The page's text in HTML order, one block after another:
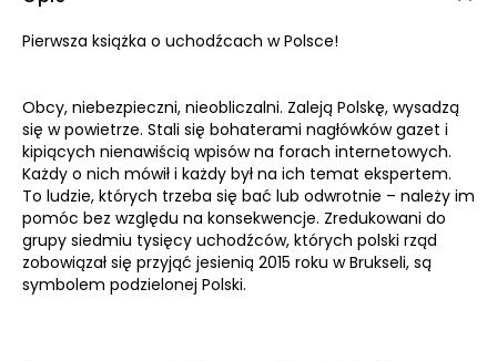
Pierwsza książka o uchodźcach w Polsce!
Obcy, niebezpieczni, nieobliczalni. Zaleją Polskę, wysadzą
się w powietrze. Stali się bohaterami nagłówków gazet i
kipiących nienawiścią wpisów na forach internetowych.
Każdy o nich mówił i każdy był na ich temat ekspertem.
To ludzie, których trzeba się bać lub odwrotnie – należy im
pomóc bez względu na konsekwencje. Zredukowani do
grupy siedmiu tysięcy uchodźców, których polski rząd
zobowiązał się przyjąć jesienią 2015 roku w Brukseli, są
symbolem podzielonej Polski.